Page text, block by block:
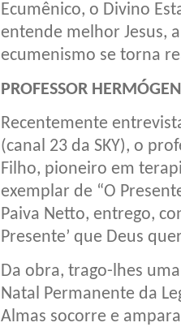
Ecumênico, o Divino
entende melhor Jesus,
ecumenismo se torna
PROFESSOR
Recentemente
(canal 23 da SKY), o
Filho, pioneiro em
exemplar de “O
Paiva Netto, entrego,
Presente’ que Deus
Da obra, trago-lhes
Natal Permanente da
Almas socorre e